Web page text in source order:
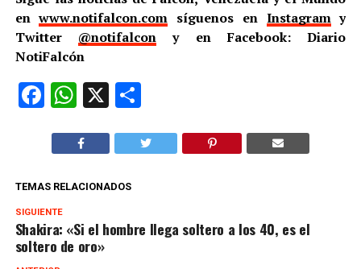
enwww.notifalcon.com síguenos en Instagramy
Twitter @notifalcon y en Facebook: Diario
NotiFalcón
Facebook
WhatsApp
X Compartir
TEMAS RELACIONADOS
SIGUIENTE
Shakira: «Si el hombre llega soltero a los 40, es el
soltero de oro»